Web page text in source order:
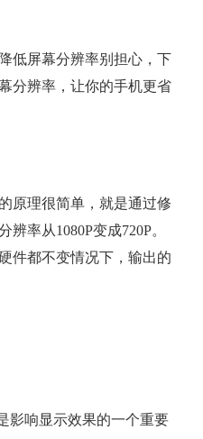
别担心，下
分辨率，让你的手机更省
原理很简单，就是通过修
率从1080P变成720P。
件都不变情况下，输出的
影响显示效果的一个重要